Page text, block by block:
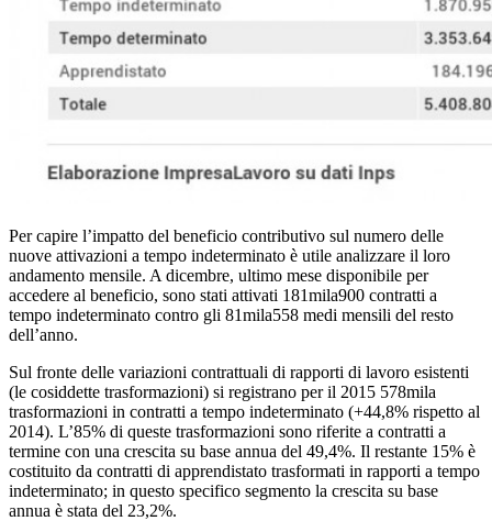
Per capire l’impatto del beneficio contributivo sul numero delle
nuove attivazioni a tempo indeterminato è utile analizzare il loro
andamento mensile. A dicembre, ultimo mese disponibile per
accedere al beneficio, sono stati attivati 181mila900 contratti a
tempo indeterminato contro gli 81mila558 medi mensili del resto
dell’anno.
Sul fronte delle variazioni contrattuali di rapporti di lavoro esistenti
(le cosiddette trasformazioni) si registrano per il 2015 578mila
trasformazioni in contratti a tempo indeterminato (+44,8% rispetto al
2014). L’85% di queste trasformazioni sono riferite a contratti a
termine con una crescita su base annua del 49,4%. Il restante 15% è
costituito da contratti di apprendistato trasformati in rapporti a tempo
indeterminato; in questo specifico segmento la crescita su base
annua è stata del 23,2%.